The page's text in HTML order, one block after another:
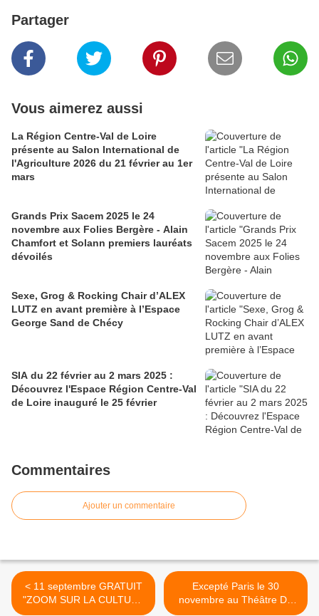
Partager
Vous aimerez aussi
La Région Centre-Val de Loire
présente au Salon International de
l'Agriculture 2026 du 21 février au 1er
mars
Grands Prix Sacem 2025 le 24
novembre aux Folies Bergère - Alain
Chamfort et Solann premiers lauréats
dévoilés
Sexe, Grog & Rocking Chair d’ALEX
LUTZ en avant première à l’Espace
George Sand de Chécy
SIA du 22 février au 2 mars 2025 :
Découvrez l'Espace Région Centre-Val
de Loire inauguré le 25 février
Commentaires
Ajouter un commentaire
< 11 septembre GRATUIT
"ZOOM SUR LA CULTURE
DU CAFE...
Excepté Paris le 30
novembre au Théâtre Du
Rond... >